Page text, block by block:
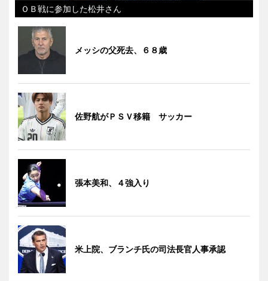
ＯＢ戦に参加した松井さん
メッシの父死去、６８歳
佐野航がＰＳＶ移籍 サッカー
張本美和、４強入り
米上院、ブランチ氏の司法長官人事承認